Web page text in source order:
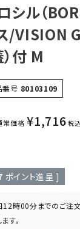
シル（
/VISION
）付 M
番号 80103109
常価格 ¥1,716 税込
ポイント進呈 ]
12時00分までのご注
す。